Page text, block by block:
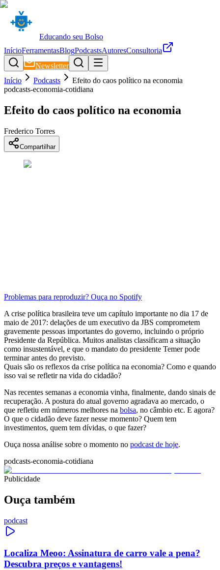
Educando seu Bolso
InícioFerramentasBlogPodcastsAutoresConsultoria
Newsletter
Início
Podcasts
Efeito do caos político na economia
podcasts-economia-cotidiana
Efeito do caos político na economia
Frederico Torres
Compartilhar
Problemas para reproduzir? Ouça no Spotify
A crise política brasileira teve um capítulo importante no dia 17 de
maio de 2017: delações de um executivo da JBS comprometem
gravemente pessoas importantes do governo, incluindo o próprio
Presidente da República. Muitos analistas classificam a situação
como insustentável, e que o mandato do presidente Temer pode
terminar antes do previsto.
Quais são os reflexos da crise política na economia? Como e quando
isso vai se refletir na vida do cidadão?
Nas recentes semanas a economia vinha, finalmente, dando sinais de
recuperação. A postura do atual governo agradava ao mercado, o
que refletiu em números melhores na bolsa, no câmbio etc. E agora?
O que o cidadão deve fazer nesse momento? Quem tem
investimentos, quem tem dívidas, o que fazer?
Ouça nossa análise sobre o momento no podcast de hoje.
podcasts-economia-cotidiana
Publicidade
Ouça também
podcast
Localiza Meoo: Assinatura de carro vale a pena?
Descubra preços e vantagens!